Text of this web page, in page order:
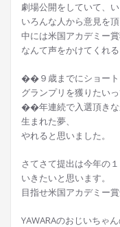
劇場公開をしていて、
いろんな人から意見を頂
中には米国アカデミー
なんて声をかけてくれ
��９歳までにショート
グランプリを獲りたい
��年連続で入選頂きな
生まれた夢、
やれると思いました。
さてさて提出は今年の
いきたいと思います。
目指せ米国アカデミー
YAWARAのおじいちゃ